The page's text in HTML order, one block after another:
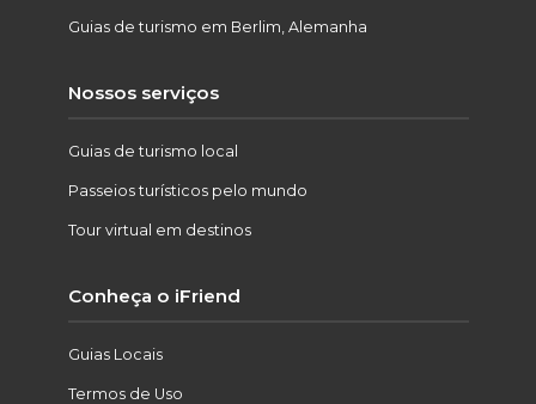
Guias de turismo em Berlim, Alemanha
Nossos serviços
Guias de turismo local
Passeios turísticos pelo mundo
Tour virtual em destinos
Conheça o iFriend
Guias Locais
Termos de Uso